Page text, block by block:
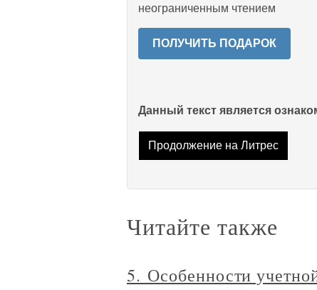
неограниченным чтением
ПОЛУЧИТЬ ПОДАРОК
Данный текст является
Продолжение на Литрес
Читайте также
5. Особенности